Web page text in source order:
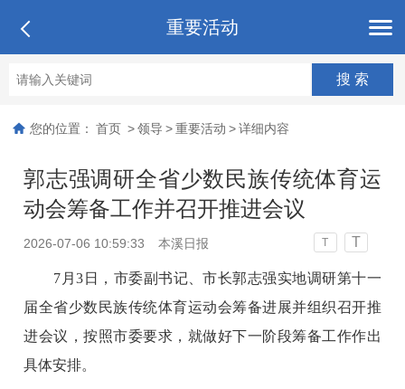
重要活动
您的位置： 首页 > 领导 > 重要活动 > 详细内容
郭志强调研全省少数民族传统体育运
动会筹备工作并召开推进会议
2026-07-06 10:59:33 本溪日报 T T
7月3日，市委副书记、市长郭志强实地调研第十一
届全省少数民族传统体育运动会筹备进展并组织召开推
进会议，按照市委要求，就做好下一阶段筹备工作作出
具体安排。